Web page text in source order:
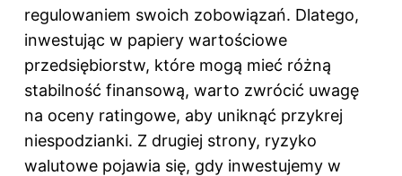
regulowaniem swoich zobowiązań. Dlatego,
inwestując w papiery wartościowe
przedsiębiorstw, które mogą mieć różną
stabilność finansową, warto zwrócić uwagę
na oceny ratingowe, aby uniknąć przykrej
niespodzianki. Z drugiej strony, ryzyko
walutowe pojawia się, gdy inwestujemy w